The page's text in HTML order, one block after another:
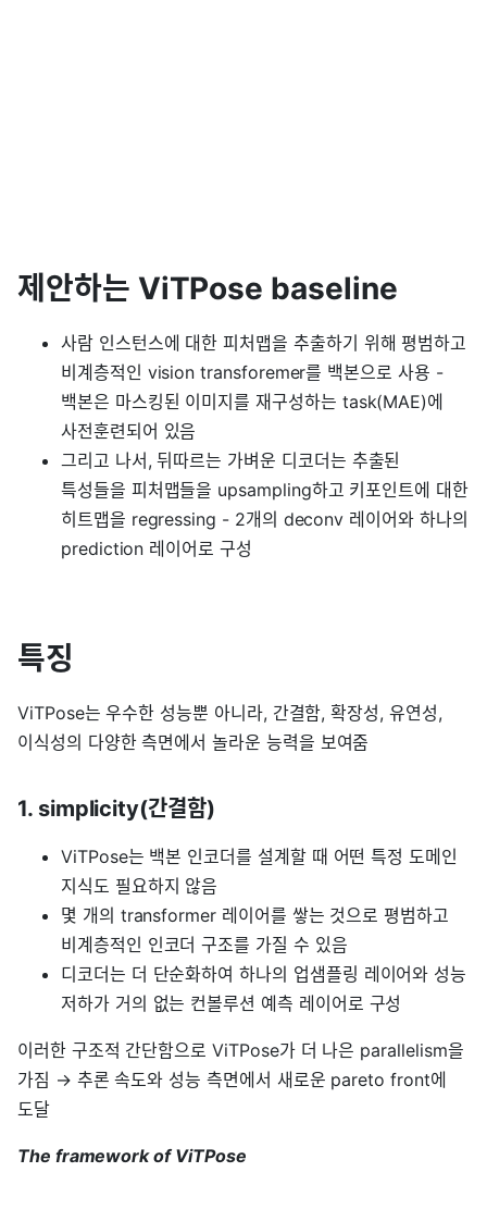
제안하는 ViTPose baseline
사람 인스턴스에 대한 피처맵을 추출하기 위해 평범하고
비계층적인 vision transforemer를 백본으로 사용 -
백본은 마스킹된 이미지를 재구성하는 task(MAE)에
사전훈련되어 있음
그리고 나서, 뒤따르는 가벼운 디코더는 추출된
특성들을 피처맵들을 upsampling하고 키포인트에 대한
히트맵을 regressing - 2개의 deconv 레이어와 하나의
prediction 레이어로 구성
특징
ViTPose는 우수한 성능뿐 아니라, 간결함, 확장성, 유연성,
이식성의 다양한 측면에서 놀라운 능력을 보여줌
1. simplicity(간결함)
ViTPose는 백본 인코더를 설계할 때 어떤 특정 도메인
지식도 필요하지 않음
몇 개의 transformer 레이어를 쌓는 것으로 평범하고
비계층적인 인코더 구조를 가질 수 있음
디코더는 더 단순화하여 하나의 업샘플링 레이어와 성능
저하가 거의 없는 컨볼루션 예측 레이어로 구성
이러한 구조적 간단함으로 ViTPose가 더 나은 parallelism을
가짐 → 추론 속도와 성능 측면에서 새로운 pareto front에
도달
The framework of ViTPose